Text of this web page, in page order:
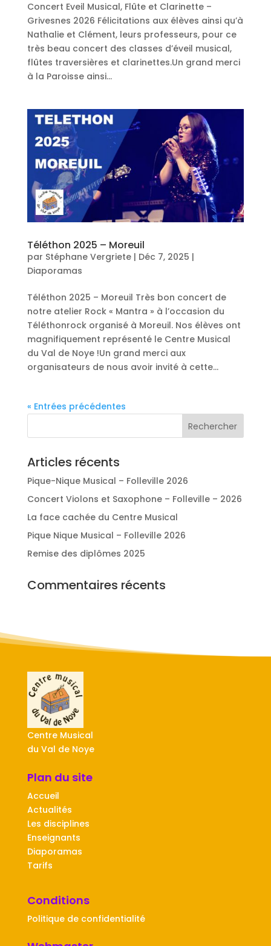
Concert Eveil Musical, Flûte et Clarinette –
Grivesnes 2026 Félicitations aux élèves ainsi qu’à
Nathalie et Clément, leurs professeurs, pour ce
très beau concert des classes d’éveil musical,
flûtes traversières et clarinettes.Un grand merci
à la Paroisse ainsi...
Téléthon 2025 – Moreuil
par Stéphane Vergriete| Déc 7, 2025 |
Diaporamas
Téléthon 2025 – Moreuil Très bon concert de
notre atelier Rock « Mantra » à l’occasion du
Téléthonrock organisé à Moreuil. Nos élèves ont
magnifiquement représenté le Centre Musical
du Val de Noye !Un grand merci aux
organisateurs de nous avoir invité à cette...
« Entrées précédentes
Articles récents
Pique-Nique Musical – Folleville 2026
Concert Violons et Saxophone – Folleville – 2026
La face cachée du Centre Musical
Pique Nique Musical – Folleville 2026
Remise des diplômes 2025
Commentaires récents
Centre Musical
du Val de Noye
Plan du site
Accueil
Actualités
Les disciplines
Enseignants
Diaporamas
Tarifs
Conditions
Politique de confidentialité